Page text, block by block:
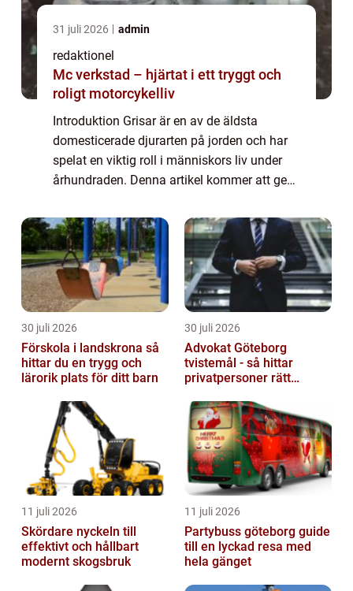
31 juli 2026 admin
redaktionel
Mc verkstad – hjärtat i ett tryggt och
roligt motorcykelliv
Introduktion Grisar är en av de äldsta
domesticerade djurarten på jorden och har
spelat en viktig roll i människors liv under
århundraden. Denna artikel kommer att ge
fakta om grisar, inklusive deras typer, ...
30 juli 2026
Förskola i landskrona så
hittar du en trygg och
lärorik plats för ditt barn
30 juli 2026
Advokat Göteborg
tvistemål - så hittar
privatpersoner rätt
11 juli 2026
Skördare nyckeln till
effektivt och hållbart
modernt skogsbruk
11 juli 2026
Partybuss göteborg guide
till en lyckad resa med
hela gänget